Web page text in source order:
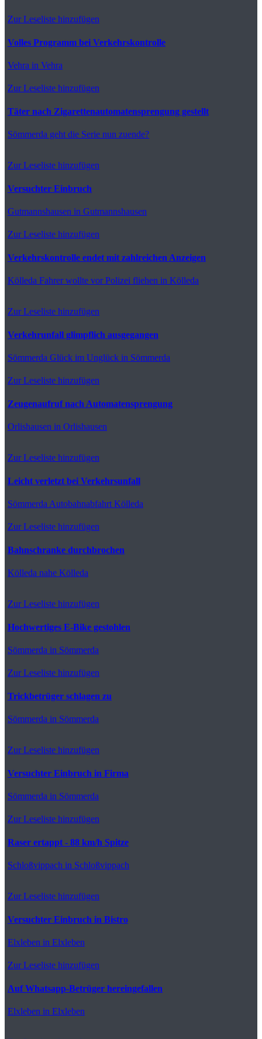
Zur Leseliste hinzufügen
Volles Programm bei Verkehrskontrolle
Vehra in Vehra
Zur Leseliste hinzufügen
Täter nach Zigarettenautomatensprengung gestellt
Sömmerda geht die Serie nun zuende?
Zur Leseliste hinzufügen
Versuchter Einbruch
Gutmannshausen in Gutmannshausen
Zur Leseliste hinzufügen
Verkehrskontrolle endet mit zahlreichen Anzeigen
Kölleda Fahrer wollte vor Polizei fliehen in Kölleda
Zur Leseliste hinzufügen
Verkehrunfall glimpflich ausgegangen
Sömmerda Glück im Unglück in Sömmerda
Zur Leseliste hinzufügen
Zeugenaufruf nach Automatensprengung
Orlishausen in Orlishausen
Zur Leseliste hinzufügen
Leicht verletzt bei Verkehrsunfall
Sömmerda Autobahnabfahrt Kölleda
Zur Leseliste hinzufügen
Bahnschranke durchbrochen
Kölleda nahe Kölleda
Zur Leseliste hinzufügen
Hochwertiges E-Bike gestohlen
Sömmerda in Sömmerda
Zur Leseliste hinzufügen
Trickbetrüger schlagen zu
Sömmerda in Sömmerda
Zur Leseliste hinzufügen
Versuchter Einbruch in Firma
Sömmerda in Sömmerda
Zur Leseliste hinzufügen
Raser ertappt - 88 km/h Spitze
Schloßvippach in Schloßvippach
Zur Leseliste hinzufügen
Versuchter Einbruch in Bistro
Elxleben in Elxleben
Zur Leseliste hinzufügen
Auf Whatsapp-Betrüger hereingefallen
Elxleben in Elxleben